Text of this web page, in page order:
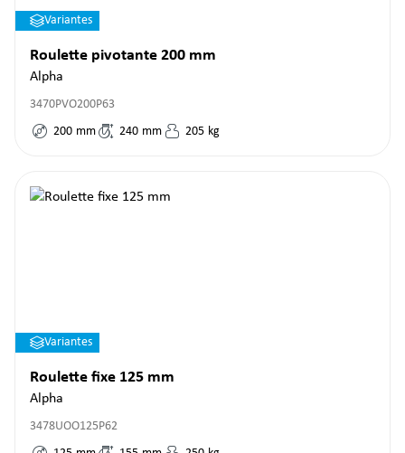
Variantes
Roulette pivotante 200 mm
Alpha
3470PVO200P63
200 mm 240 mm 205 kg
Variantes
Roulette fixe 125 mm
Alpha
3478UOO125P62